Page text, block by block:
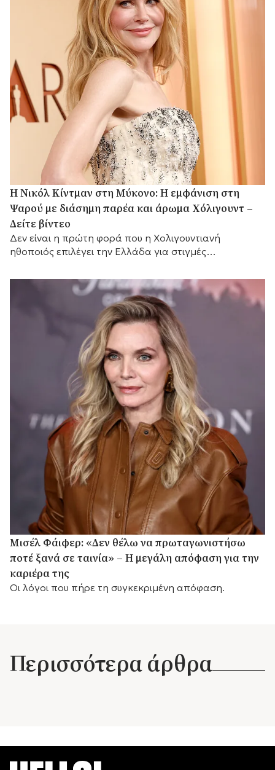
H Νικόλ Κίντμαν στη Μύκονο: Η εμφάνιση στη
Ψαρού με διάσημη παρέα και άρωμα Χόλιγουντ –
Δείτε βίντεο
Δεν είναι η πρώτη φορά που η Χολιγουντιανή
ηθοποιός επιλέγει την Ελλάδα για στιγμές
Μισέλ Φάιφερ: «Δεν θέλω να πρωταγωνιστήσω
ποτέ ξανά σε ταινία» – Η μεγάλη απόφαση για την
καριέρα της
Οι λόγοι που πήρε τη συγκεκριμένη απόφαση.
Περισσότερα άρθρα